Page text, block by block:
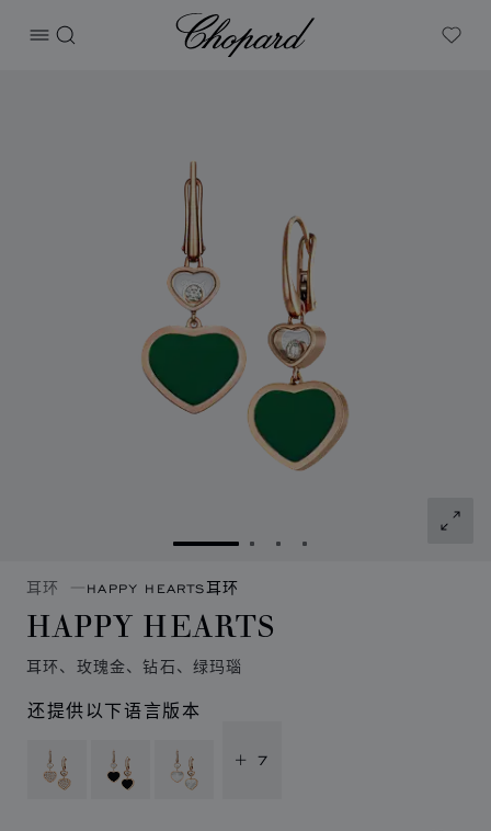
打开菜单
搜索
Chopard
My
转到幻灯片 1转到幻灯片 2
转到幻灯片 3
转到幻灯片 4
耳环 HAPPY HEARTS耳环
HAPPY HEARTS
耳环、玫瑰金、钻石、绿玛瑙
还提供以下语言版本
+ 7